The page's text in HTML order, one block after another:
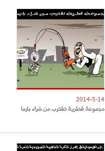
2014-5-14
مجموعة قطرية تقترب من شراء بارما